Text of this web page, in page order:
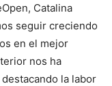
Catalina
seguir creciendo
en el mejor
nos ha
la labor